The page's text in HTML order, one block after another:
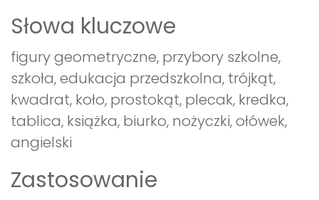
Słowa kluczowe
figury geometryczne, przybory szkolne,
szkoła, edukacja przedszkolna, trójkąt,
kwadrat, koło, prostokąt, plecak, kredka,
tablica, książka, biurko, nożyczki, ołówek,
angielski
Zastosowanie